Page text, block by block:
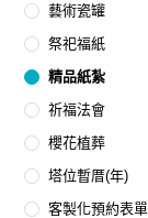
藝術瓷罐
祭祀福紙
精品紙紮
祈福法會
櫻花植葬
塔位暫厝(年)
客製化預約表單